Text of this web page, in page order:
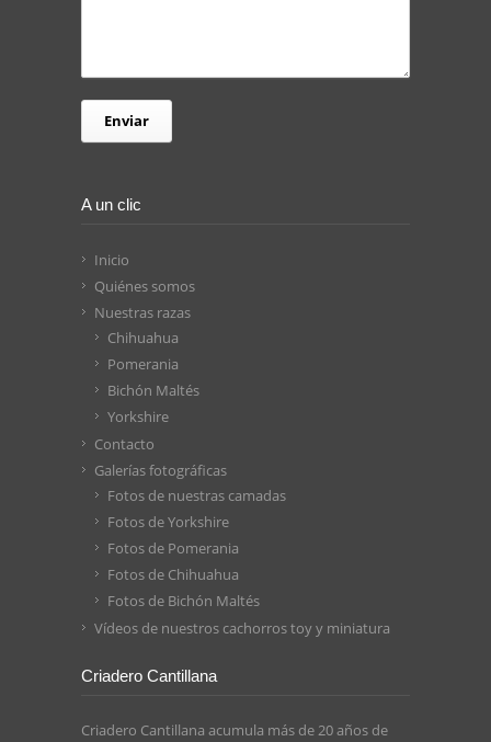
A un clic
Inicio
Quiénes somos
Nuestras razas
Chihuahua
Pomerania
Bichón Maltés
Yorkshire
Contacto
Galerías fotográficas
Fotos de nuestras camadas
Fotos de Yorkshire
Fotos de Pomerania
Fotos de Chihuahua
Fotos de Bichón Maltés
Vídeos de nuestros cachorros toy y miniatura
Criadero Cantillana
Criadero Cantillana acumula más de 20 años de